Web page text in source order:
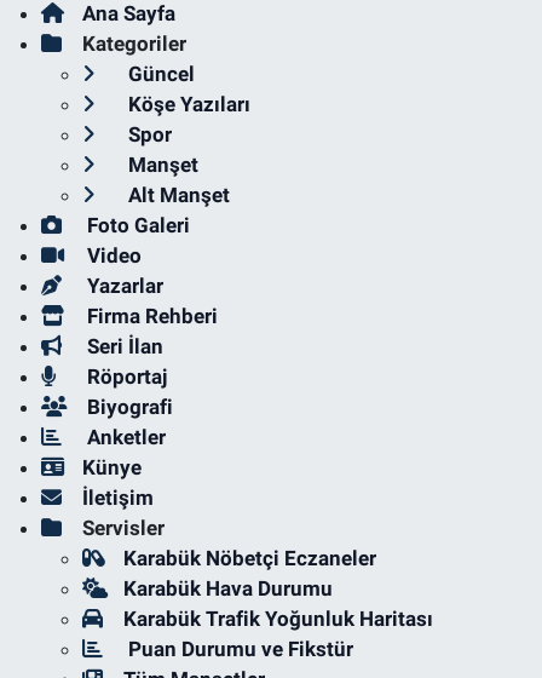
Ana Sayfa
Kategoriler
Güncel
Köşe Yazıları
Spor
Manşet
Alt Manşet
Foto Galeri
Video
Yazarlar
Firma Rehberi
Seri İlan
Röportaj
Biyografi
Anketler
Künye
İletişim
Servisler
Karabük Nöbetçi Eczaneler
Karabük Hava Durumu
Karabük Trafik Yoğunluk Haritası
Puan Durumu ve Fikstür